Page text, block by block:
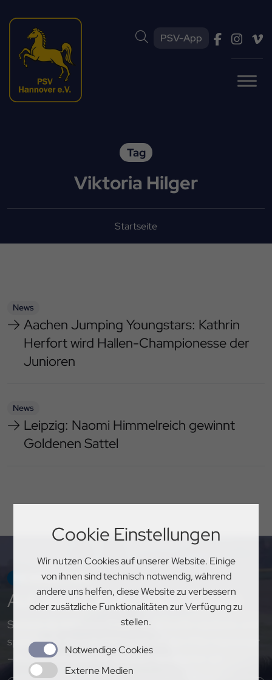
Cookie Einstellungen
Wir nutzen Cookies auf unserer Website. Einige
von ihnen sind technisch notwendig, während
andere uns helfen, diese Website zu verbessern
oder zusätzliche Funktionalitäten zur Verfügung zu
stellen.
Notwendige Cookies
Externe Medien
PSV-App
Tag
Viktoria Hilger
Startseite
News
Aachen Jumping Youngstars: Kathrin
Herfort wird Hallen-Championesse der
Junioren
News
Leipzig: Naomi Himmelreich gewinnt
Goldenen Sattel
NEWSLETTER
Aufdem Laufendenbleiben
Sichere dir exklusive Einblicke, aktuelle Updates und
spannende Neuigkeiten rund um den PSV Hannover
– melde dich jetzt für unseren Newsletter an!